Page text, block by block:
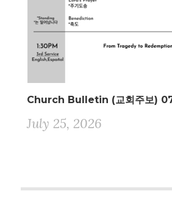
Church Bulletin (교회주보)
July 25, 2026